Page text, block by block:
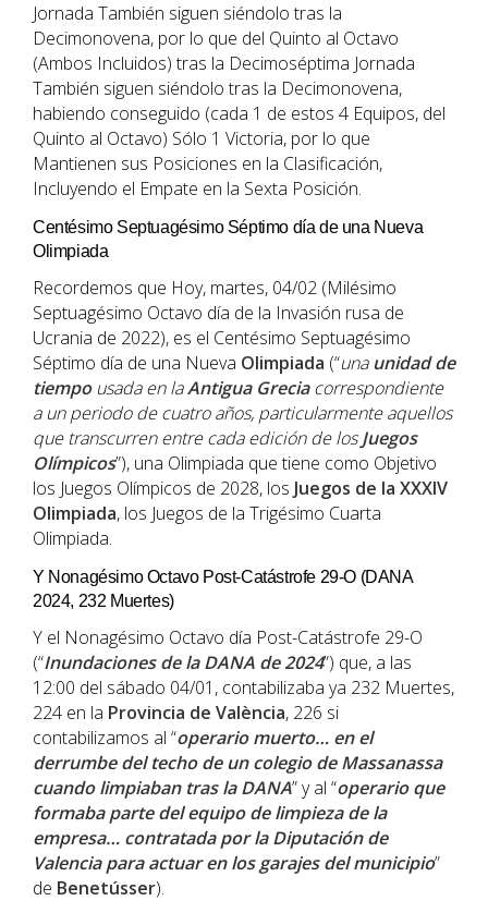
Jornada También siguen siéndolo tras la
Decimonovena, por lo que del Quinto al Octavo
(Ambos Incluidos) tras la Decimoséptima Jornada
También siguen siéndolo tras la Decimonovena,
habiendo conseguido (cada 1 de estos 4 Equipos, del
Quinto al Octavo) Sólo 1 Victoria, por lo que
Mantienen sus Posiciones en la Clasificación,
Incluyendo el Empate en la Sexta Posición.
Centésimo Septuagésimo Séptimo día de una Nueva
Olimpiada
Recordemos que Hoy, martes, 04/02 (Milésimo
Septuagésimo Octavo día de la Invasión rusa de
Ucrania de 2022), es el Centésimo Septuagésimo
Séptimo día de una Nueva Olimpiada (“unaunidad de
tiempousada en laAntigua Greciacorrespondiente
a un periodo de cuatro años, particularmente aquellos
que transcurren entre cada edición de losJuegos
Olímpicos”), una Olimpiada que tiene como Objetivo
los Juegos Olímpicos de 2028, los Juegos de la XXXIV
Olimpiada, los Juegos de la Trigésimo Cuarta
Olimpiada.
Y Nonagésimo Octavo Post-Catástrofe 29-O (DANA
2024, 232 Muertes)
Y el Nonagésimo Octavo día Post-Catástrofe 29-O
(“Inundaciones de la DANA de 2024”) que, a las
12:00 del sábado 04/01, contabilizaba ya 232 Muertes,
224 en la Provincia de València, 226 si
contabilizamos al “operario muerto… en el
derrumbe del techo de un colegio de Massanassa
cuando limpiaban tras la DANA” y al “operario que
formaba parte del equipo de limpieza de la
empresa… contratada por la Diputación de
Valencia para actuar en los garajes del municipio”
de Benetússer).